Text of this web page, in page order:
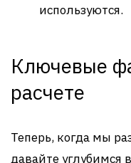
используются.
Ключевые
расчете
Теперь, когда мы
давайте углубимся